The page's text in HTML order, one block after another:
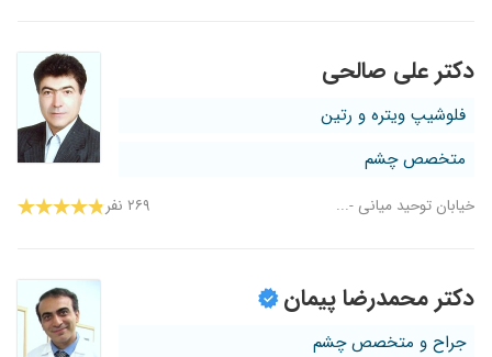
دکتر علی صالحی
فلوشیپ ویتره و رتین
متخصص چشم
خیابان توحید میانی -... ۲۶۹ نفر
دکتر محمدرضا پیمان
جراح و متخصص چشم